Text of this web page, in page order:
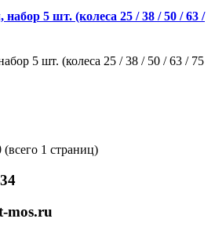
5 шт. (колеса 25 / 38 / 50 / 63 /
5 шт. (колеса 25 / 38 / 50 / 63 / 75
1 страниц)
mos.ru